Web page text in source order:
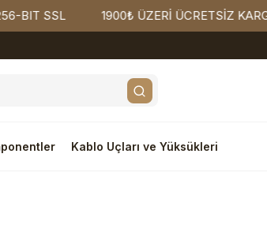
SSL 1900₺ ÜZERİ ÜCRETSİZ KARGO
Kablo Uçları ve Yüksükleri